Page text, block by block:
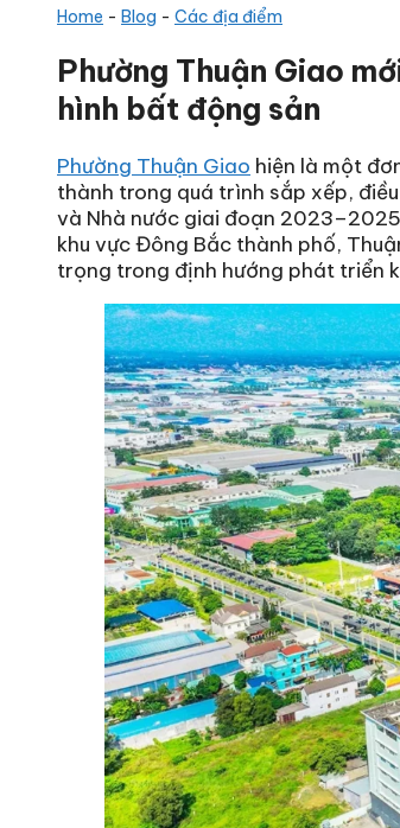
Home - Blog - Các địa điểm
Phường Thuận Giao
hình bất động sản
Phường Thuận Giao hiện là một
thành trong quá trình sắp xếp,
và Nhà nước giai đoạn
khu vực Đông Bắc thành phố,
trọng trong định hướng phát triển